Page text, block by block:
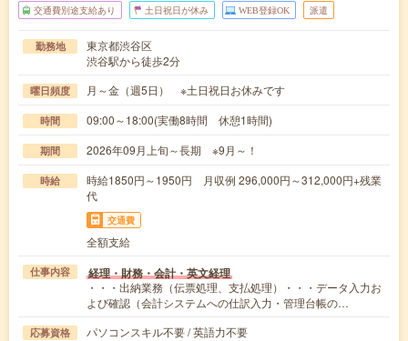
交通費別途支給あり 土日祝日が休み WEB登録OK 派遣
勤務地
東京都渋谷区
渋谷駅から徒歩2分
曜日頻度 月～金（週5日） ※土日祝日お休みです
時間 09:00～18:00(実働8時間 休憩1時間)
期間 2026年09月上旬～長期 ※9月～！
時給
時給1850円～1950円 月収例 296,000円～312,000円+残業
代
交通費
全額支給
仕事内容 経理・財務・会計・英文経理
・・・出納業務（伝票処理、支払処理）・・・データ入力お
よび確認（会計システムへの仕訳入力・管理台帳の…
応募資格
パソコンスキル不要 / 英語力不要